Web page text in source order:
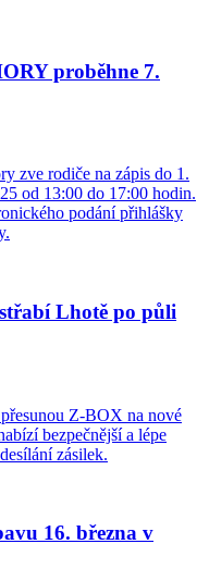
proběhne 7.
zve rodiče na zápis do 1.
od 13:00 do 17:00 hodin.
podání přihlášky
Lhotě po půli
Z-BOX na nové
bezpečnější a lépe
zásilek.
16. března v